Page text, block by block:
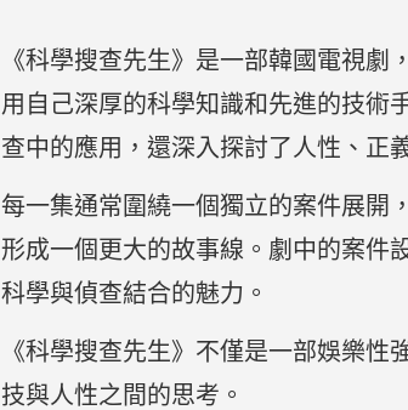
《科學搜查先生》是一部韓國電視
用自己深厚的科學知識和先進的技術
查中的應用，還深入探討了人性、正
每一集通常圍繞一個獨立的案件展開
形成一個更大的故事線。劇中的案件
科學與偵查結合的魅力。
《科學搜查先生》不僅是一部娛樂
技與人性之間的思考。